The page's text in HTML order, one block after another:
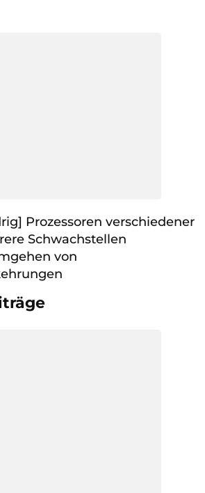
Prozessoren verschiedener
Schwachstellen
von